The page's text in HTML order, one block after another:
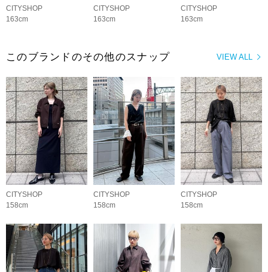
CITYSHOP
163cm
CITYSHOP
163cm
CITYSHOP
163cm
VIEW ALL
このブランドのその他のスナップ
CITYSHOP
158cm
CITYSHOP
158cm
CITYSHOP
158cm